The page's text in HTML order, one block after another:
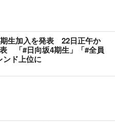
生加入を発表 22日正午か
「#日向坂4期生」「#全員
ンド上位に